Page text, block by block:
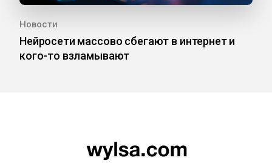
Новости
Нейросети массово сбегают в интернет и
кого-то взламывают